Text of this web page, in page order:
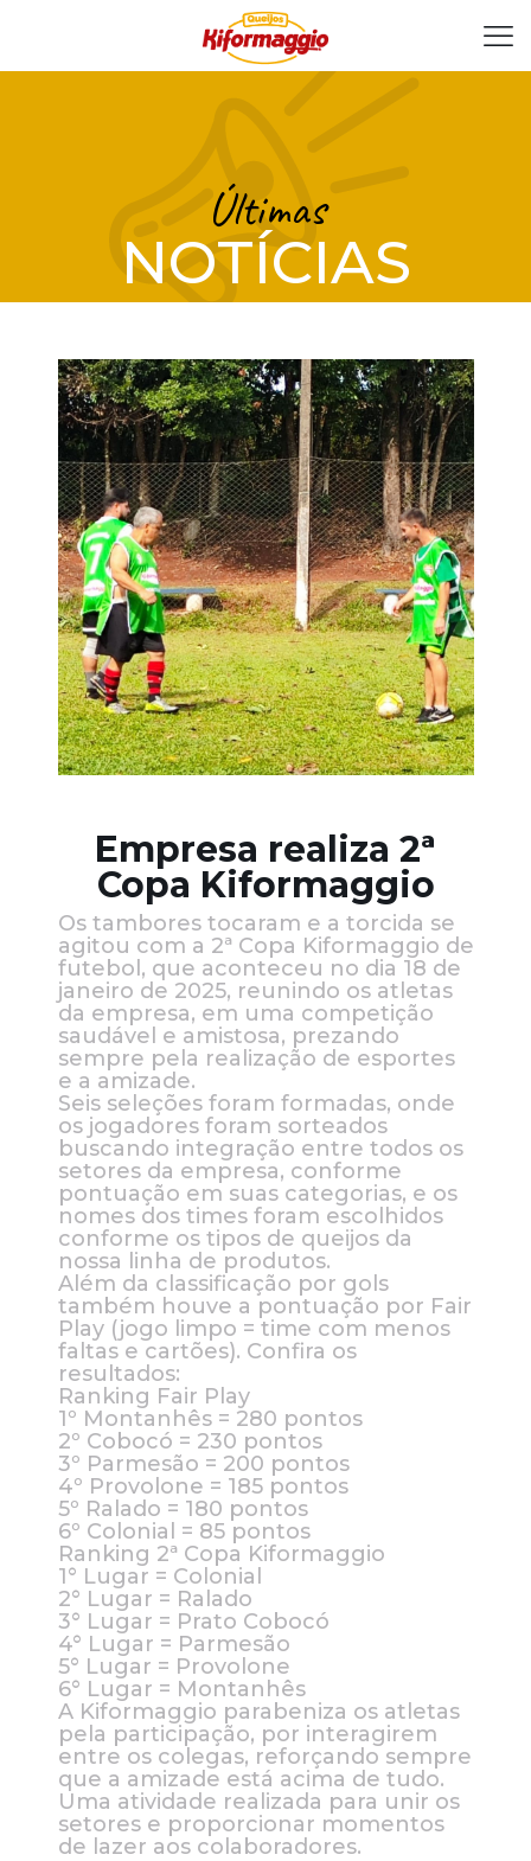
Últimas
NOTÍCIAS
Empresa realiza 2ª
Copa Kiformaggio
Os tambores tocaram e a torcida se
agitou com a 2ª Copa Kiformaggio de
futebol, que aconteceu no dia 18 de
janeiro de 2025, reunindo os atletas
da empresa, em uma competição
saudável e amistosa, prezando
sempre pela realização de esportes
e a amizade.
Seis seleções foram formadas, onde
os jogadores foram sorteados
buscando integração entre todos os
setores da empresa, conforme
pontuação em suas categorias, e os
nomes dos times foram escolhidos
conforme os tipos de queijos da
nossa linha de produtos.
Além da classificação por gols
também houve a pontuação por Fair
Play (jogo limpo = time com menos
faltas e cartões). Confira os
resultados:
Ranking Fair Play
1º Montanhês = 280 pontos
2º Cobocó = 230 pontos
3º Parmesão = 200 pontos
4º Provolone = 185 pontos
5º Ralado = 180 pontos
6º Colonial = 85 pontos
Ranking 2ª Copa Kiformaggio
1° Lugar = Colonial
2° Lugar = Ralado
3° Lugar = Prato Cobocó
4° Lugar = Parmesão
5° Lugar = Provolone
6° Lugar = Montanhês
A Kiformaggio parabeniza os atletas
pela participação, por interagirem
entre os colegas, reforçando sempre
que a amizade está acima de tudo.
Uma atividade realizada para unir os
setores e proporcionar momentos
de lazer aos colaboradores.